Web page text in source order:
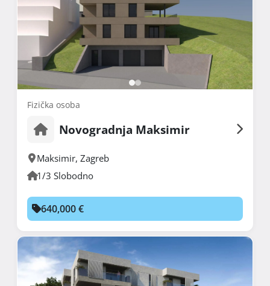
Fizička osoba
Novogradnja Maksimir
Maksimir, Zagreb
1/3 Slobodno
640,000 €